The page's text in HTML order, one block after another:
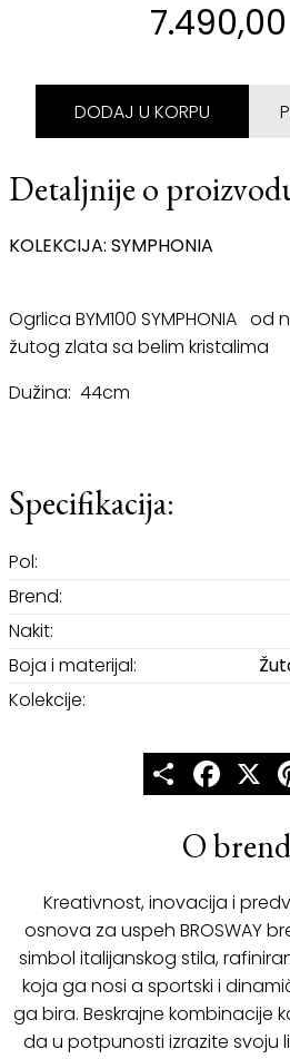
DODAJ U KORPU
Detaljnije o
KOLEKCIJA: SYMPHONIA
Ogrlica BYM100 SYMPHONIA
žutog zlata sa belim kristalima
Dužina: 44cm
Specifikacija:
Pol:
Brend:
Nakit:
Boja i materijal:
Kolekcije:
Share X
O
Kreativnost, inovacija i
osnova za uspeh BROSWAY
simbol italijanskog stila,
koja ga nosi a sportski i
ga bira. Beskrajne kombinacije
da u potpunosti izrazite svoju